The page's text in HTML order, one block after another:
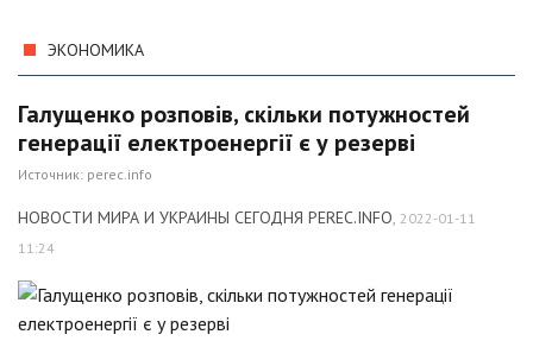
ЭКОНОМИКА
Галущенко розповів, скільки потужностей
генерації електроенергії є у резерві
Источник: perec.info
НОВОСТИ МИРА И УКРАИНЫ СЕГОДНЯ PEREC.INFO, 2022-01-11
11:24